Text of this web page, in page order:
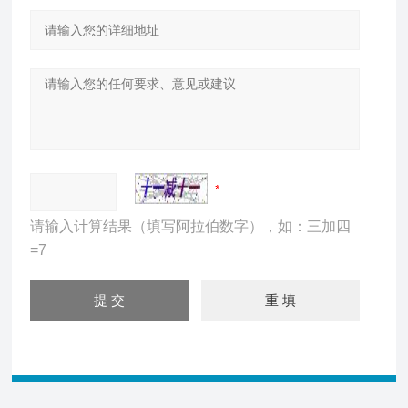
请输入计算结果（填写阿拉伯数字），如：三加四
=7